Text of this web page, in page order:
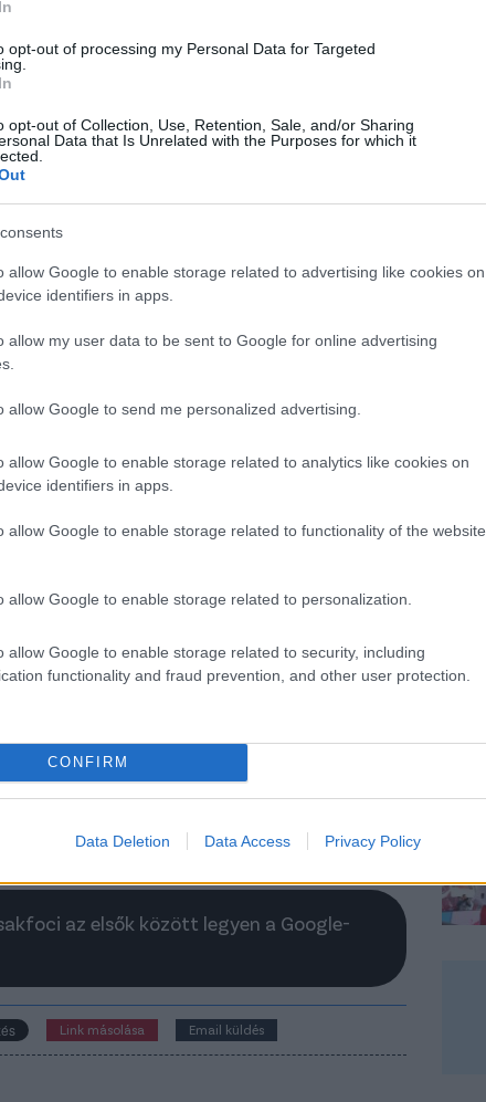
opt-out of processing my Personal Data for Targeted
opt-out of Collection, Use, Retention, Sale, and/or Sharing
Data that Is Unrelated with the Purposes for which it
allow Google to enable storage related to advertising like cookies on
identifiers in apps.
allow my user data to be sent to Google for online advertising
allow Google to send me personalized advertising.
allow Google to enable storage related to analytics like cookies on
identifiers in apps.
allow Google to enable storage related to functionality of the website
allow Google to enable storage related to personalization.
allow Google to enable storage related to security, including
functionality and fraud prevention, and other user protection.
CONFIRM
Data Deletion Data Access Privacy Policy
pénztárcára
hatékonyak. Az utóbbi évek
megfizethető eszközökkel is magas
az eszközök gyakran kínálnak olyan
vagy a távoli elérés, ráadásul
Így bárki, aki szeretné növelni otthona
mítoszok
éjszaka. A modern IP kamerák
így a sötétség nem akadály számukra. Az
éjjeli használata teljes védelmet nyújt. Már
adhatna egy éjjellátó kamera?
tartása
a kamerák a személyes szférát. A helyes
a területekre összpontosítsanak, ahol
magánélet megsértése miatti aggályok. A
javíthatja az emberek közérzetét. Te is
tartását?
meghatározó elemek
is a csapatok összjátéka dönt a
is képes növelni az
környezetünket. A Fisotech világszerte
segítséget nyújtva mindenkinek, aki
keres.
az elsők között legyen a Google-
Link másolása Email küldés